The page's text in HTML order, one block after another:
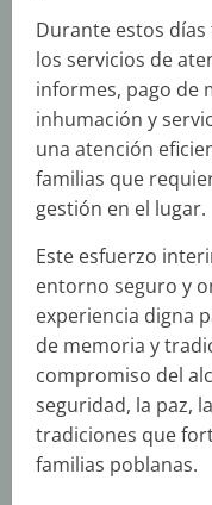
Durante estos
los servicios de
informes, pago de
inhumación y
una atención
familias que
gestión en el lugar.
Este esfuerzo
entorno seguro y
experiencia digna
de memoria y
compromiso del
seguridad, la paz,
tradiciones que
familias poblanas.